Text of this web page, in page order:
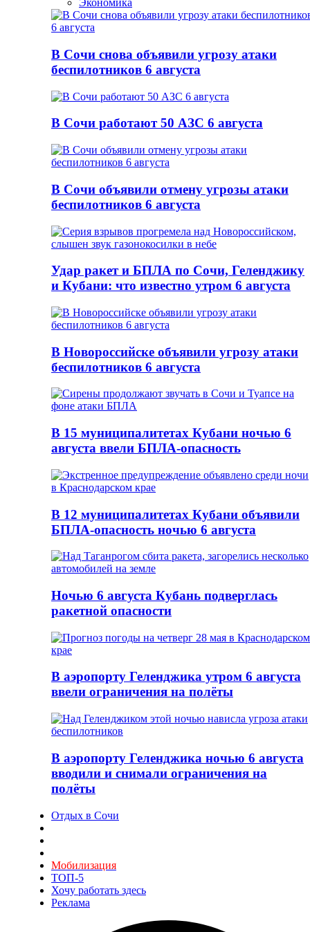
Экономика
В Сочи снова объявили угрозу атаки
беспилотников 6 августа
В Сочи работают 50 АЗС 6 августа
В Сочи объявили отмену угрозы атаки
беспилотников 6 августа
Удар ракет и БПЛА по Сочи, Геленджику
и Кубани: что известно утром 6 августа
В Новороссийске объявили угрозу атаки
беспилотников 6 августа
В 15 муниципалитетах Кубани ночью 6
августа ввели БПЛА-опасность
В 12 муниципалитетах Кубани объявили
БПЛА-опасность ночью 6 августа
Ночью 6 августа Кубань подверглась
ракетной опасности
В аэропорту Геленджика утром 6 августа
ввели ограничения на полёты
В аэропорту Геленджика ночью 6 августа
вводили и снимали ограничения на
полёты
Отдых в Сочи
Мобилизация
ТОП-5
Хочу работать здесь
Реклама